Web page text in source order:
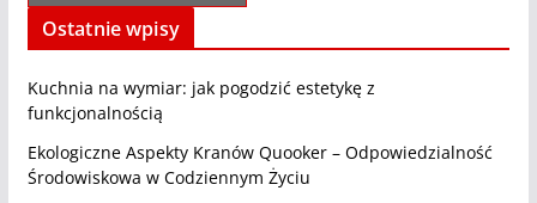
Ostatnie wpisy
Kuchnia na wymiar: jak pogodzić estetykę z
funkcjonalnością
Ekologiczne Aspekty Kranów Quooker – Odpowiedzialność
Środowiskowa w Codziennym Życiu